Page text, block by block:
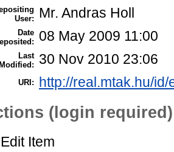
User:
Mr. Andras Holl
Date 08 May 2009 11:00
Last 30 Nov 2010 23:06
URI: http://real.mtak.hu/id/
(login required)
Edit Item